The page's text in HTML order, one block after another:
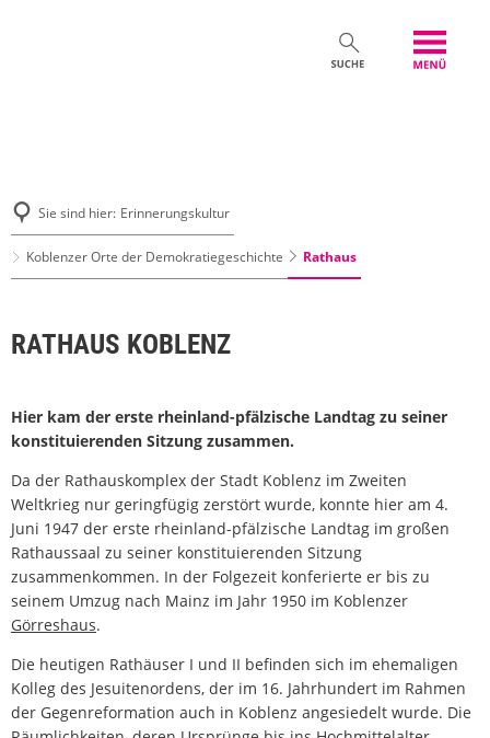
Sie sind hier: Erinnerungskultur
Koblenzer Orte der Demokratiegeschichte Rathaus
RATHAUS KOBLENZ
Hier kam der erste rheinland-pfälzische Landtag zu seiner
konstituierenden Sitzung zusammen.
Da der Rathauskomplex der Stadt Koblenz im Zweiten
Weltkrieg nur geringfügig zerstört wurde, konnte hier am 4.
Juni 1947 der erste rheinland-pfälzische Landtag im großen
Rathaussaal zu seiner konstituierenden Sitzung
zusammenkommen. In der Folgezeit konferierte er bis zu
seinem Umzug nach Mainz im Jahr 1950 im Koblenzer
Görreshaus.
Die heutigen Rathäuser I und II befinden sich im ehemaligen
Kolleg des Jesuitenordens, der im 16. Jahrhundert im Rahmen
der Gegenreformation auch in Koblenz angesiedelt wurde. Die